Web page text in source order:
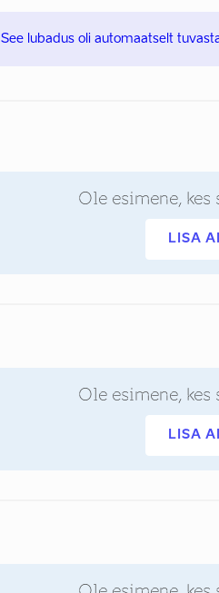
See lubadus oli automaatselt
Ole esimene,
LISA
Ole esimene,
LISA